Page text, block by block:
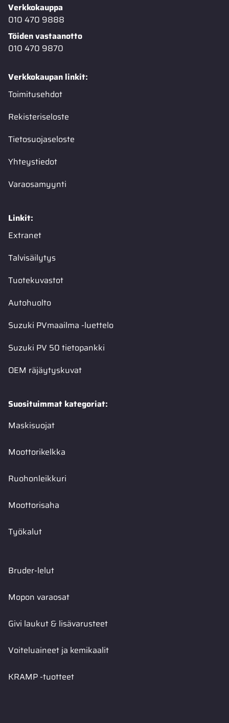
Verkkokauppa
010 470 9888
Töiden vastaanotto
010 470 9870
Verkkokaupan linkit:
Toimitusehdot
Rekisteriseloste
Tietosuojaseloste
Yhteystiedot
Varaosamyynti
Linkit:
Extranet
Talvisäilytys
Tuotekuvastot
Autohuolto
Suzuki PVmaailma -luettelo
Suzuki PV 50 tietopankki
OEM räjäytyskuvat
Suosituimmat kategoriat:
Maskisuojat
Moottorikelkka
Ruohonleikkuri
Moottorisaha
Työkalut
Bruder-lelut
Mopon varaosat
Givi laukut & lisävarusteet
Voiteluaineet ja kemikaalit
KRAMP -tuotteet